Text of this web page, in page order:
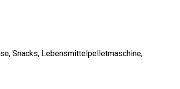
Snacks, Lebensmittelpelletmaschine,